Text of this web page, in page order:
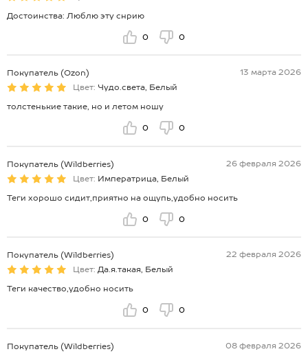
Достоинства: Люблю эту снрию
0 0
Покупатель (Ozon)
13 марта 2026
Цвет: Чудо.света, Белый
толстенькие такие, но и летом ношу
0 0
Покупатель (Wildberries)
26 февраля 2026
Цвет: Императрица, Белый
Теги хорошо сидит,приятно на ощупь,удобно носить
0 0
Покупатель (Wildberries)
22 февраля 2026
Цвет: Да.я.такая, Белый
Теги качество,удобно носить
0 0
Покупатель (Wildberries)
08 февраля 2026